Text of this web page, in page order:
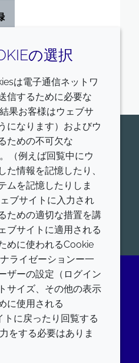
問い合わせくだ
い
リードする、ヒトおよび
チンアジュバント、高機能
をお待ちしております。
始
LinkedIn
の選択
は電子通信ネットワ
信するために必要な
果お客様はウェブサ
になります）およびウ
ための不可欠な
（例えば回覧中にウ
た情報を記憶したり、
ムを記憶したりしま
ブサイトに入力され
ための適切な措置を講
ブサイトに適用される
めに使われるCookie
ライゼーションー一
ザーの設定（ログイン
サイズ、その他の表示
に使用される
に戻ったり回覧する
をする必要はありま